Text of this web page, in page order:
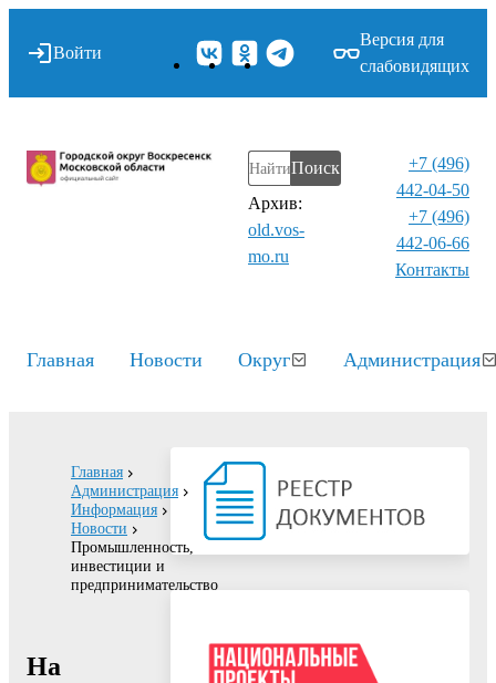
Войти
Версия для
слабовидящих
Поиск
Архив:
old.vos-
mo.ru
+7 (496)
442-04-50
+7 (496)
442-06-66
Контакты⁠
Главная Новости Округ Администрация
Главная
Администрация
Информация
Новости
Промышленность,
инвестиции и
предпринимательство
На